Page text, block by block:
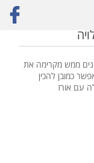
ממש מקרימה את
כמובן להכין
עם אורז